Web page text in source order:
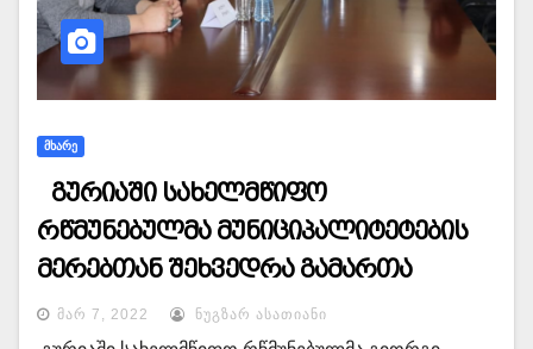
ᲛᲮᲐᲠᲔ
გურიაში სახელმწიფო
რწმუნებულმა მუნიციპალიტეტების
მერებთან შეხვედრა გამართა
ᲛᲐᲠ 7, 2022 ᲜᲣᲒᲖᲐᲠ ᲐᲡᲐᲗᲘᲐᲜᲘ